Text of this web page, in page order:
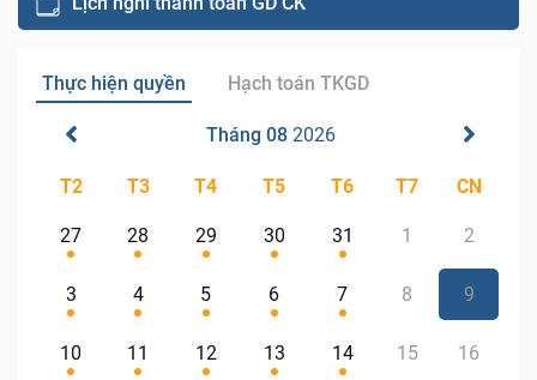
Thực hiện quyền Hạch toán TKGD
Tháng 08 2026
T2 T3 T4 T5 T6 T7 CN
27 28 29 30 31 1 2
3 4 5 6 7 8 9
10 11 12 13 14 15 16